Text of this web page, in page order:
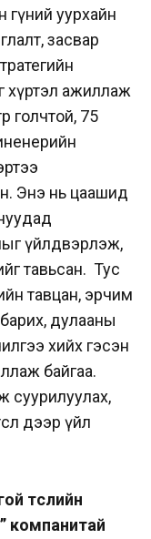
уурхайн
засвар
хүртэл ажиллаж
голчтой, 75
Энэ нь цаашид
үйлдвэрлэж,
тавьсан. Тус
тавцан, эрчим
дулааны
хийх гэсэн
байгаа.
суурилуулах,
дээр үйл
төслийн
компанитай